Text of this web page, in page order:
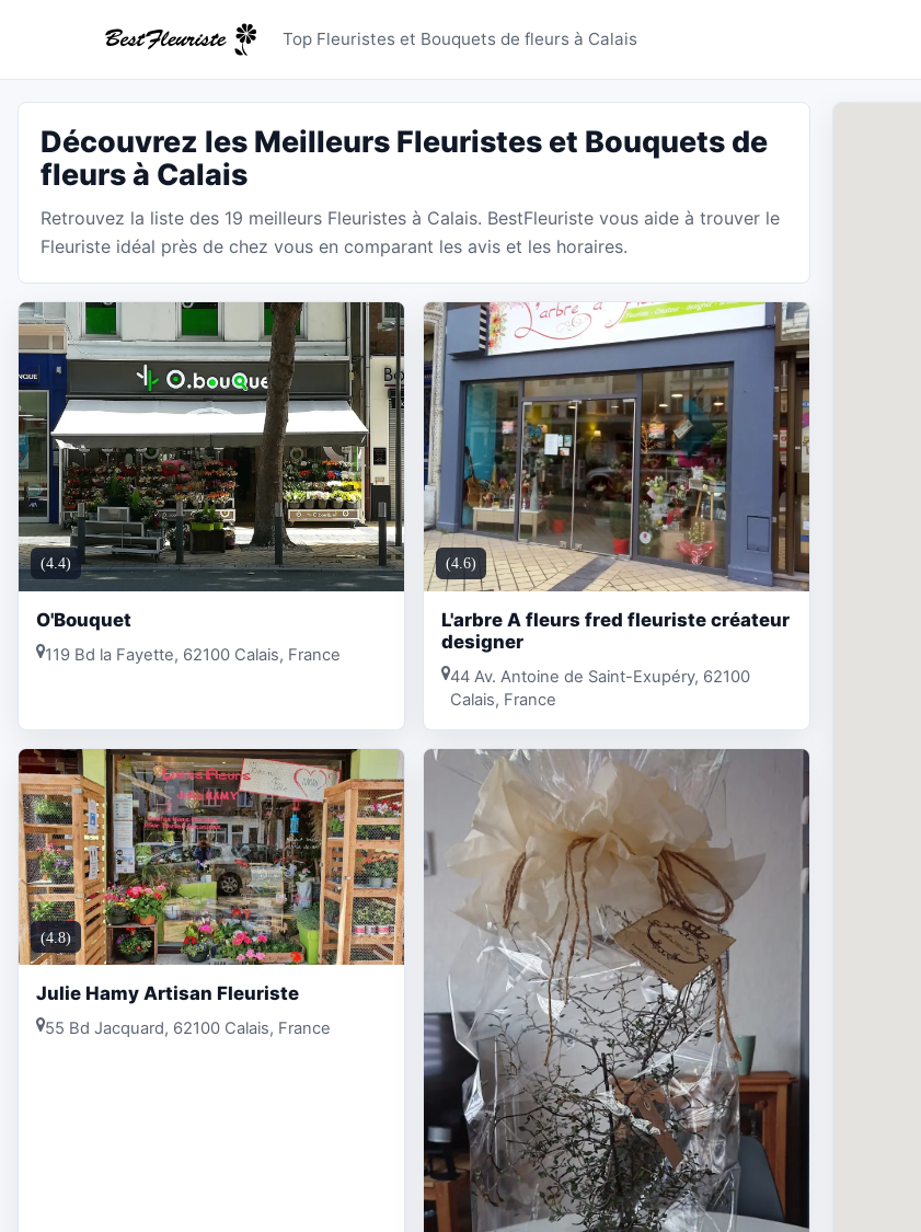
Fleuristes Calais - BestFleuriste
Top Fleuristes et Bouquets de fleurs à Calais
Découvrez les Meilleurs Fleuristes et Bouquets de
fleurs à Calais
Retrouvez la liste des 19 meilleurs Fleuristes à Calais. BestFleuriste vous aide à trouver le
Fleuriste idéal près de chez vous en comparant les avis et les horaires.
(4.4)
O'Bouquet
119 Bd la Fayette, 62100 Calais, France
(4.6)
L'arbre A fleurs fred fleuriste créateur
designer
44 Av. Antoine de Saint-Exupéry, 62100
Calais, France
(4.8)
Julie Hamy Artisan Fleuriste
55 Bd Jacquard, 62100 Calais, France